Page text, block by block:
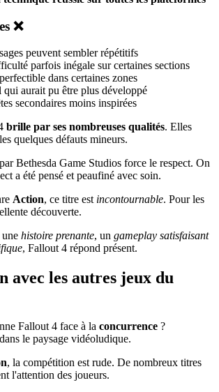
❌
peuvent sembler répétitifs
parfois inégale sur certaines sections
dans certaines zones
aurait pu être plus développé
secondaires moins inspirées
brille par ses nombreuses qualités. Elles
quelques défauts mineurs.
Bethesda Game Studios force le respect. On
a été pensé et peaufiné avec soin.
Action, ce titre est incontournable. Pour les
découverte.
histoire prenante, un gameplay satisfaisant
, Fallout 4 répond présent.
avec les autres jeux du
Fallout 4 face à la concurrence ?
le paysage vidéoludique.
, la compétition est rude. De nombreux titres
l'attention des joueurs.